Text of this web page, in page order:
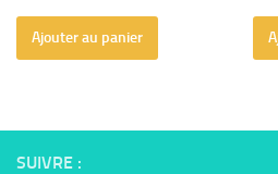
Ajouter au panier
SUIVRE :